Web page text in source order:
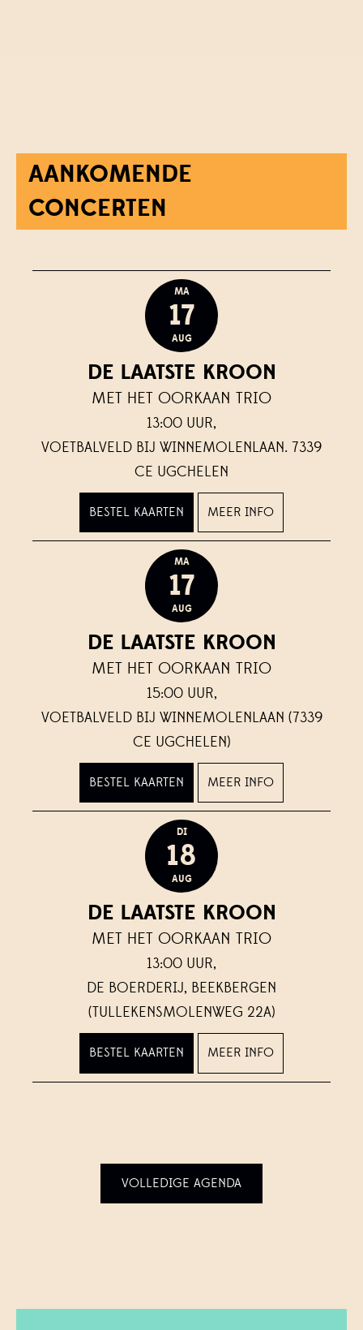
AANKOMENDE
CONCERTEN
MA
17
AUG
DE LAATSTE KROON
MET HET OORKAAN TRIO
13:00 UUR,
VOETBALVELD BIJ WINNEMOLENLAAN. 7339
CE UGCHELEN
BESTEL KAARTEN MEER INFO
MA
17
AUG
DE LAATSTE KROON
MET HET OORKAAN TRIO
15:00 UUR,
VOETBALVELD BIJ WINNEMOLENLAAN (7339
CE UGCHELEN)
BESTEL KAARTEN MEER INFO
DI
18
AUG
DE LAATSTE KROON
MET HET OORKAAN TRIO
13:00 UUR,
DE BOERDERIJ, BEEKBERGEN
(TULLEKENSMOLENWEG 22A)
BESTEL KAARTEN MEER INFO
VOLLEDIGE AGENDA